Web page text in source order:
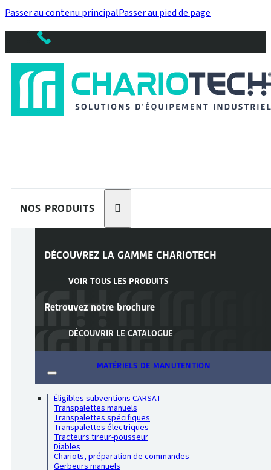
Passer au contenu principalPasser au pied de page
NOS PRODUITS
DÉCOUVREZ LA GAMME CHARIOTECH
VOIR TOUS LES PRODUITS
Retrouvez notre brochure
DÉCOUVRIR LE CATALOGUE
MATÉRIELS DE MANUTENTION
Éligibles subventions CARSAT
Transpalettes manuels
Transpalettes spécifiques
Transpalettes électriques
Tracteurs tireur-pousseur
Diables
Chariots, préparation de commandes
Gerbeurs manuels